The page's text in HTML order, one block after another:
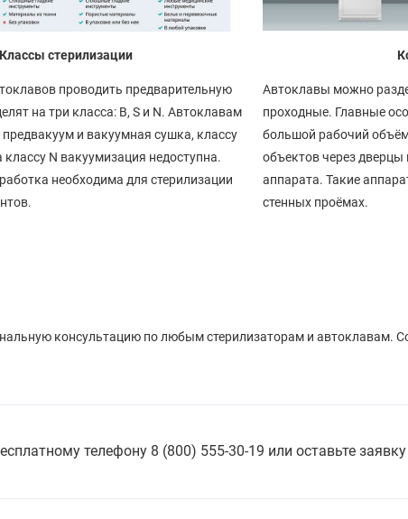
Классы стерилизации
проводить предварительную
на три класса: B, S и N. Автоклавам
и вакуумная сушка, классу
классу N вакуумизация недоступна.
необходима для стерилизации
Автоклавы можно
проходные. Главные
большой рабочий
объектов через
аппарата. Такие
стенных проёмах.
консультацию по любым стерилизаторам и автоклавам.
телефону 8 (800) 555-30-19 или оставьте заявку